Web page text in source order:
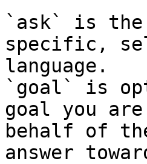
`ask` is the
specific,
language.
`goal` is
goal you
behalf of
answer